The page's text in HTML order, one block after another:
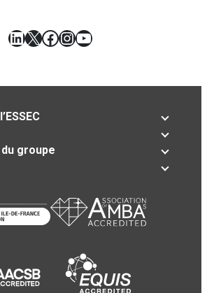
LinkedIn
X Facebook
Instagram
YouTube
groupe